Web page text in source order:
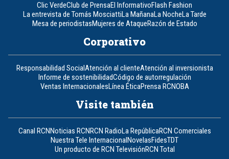
Clic VerdeClub de PrensaEl InformativoFlash Fashion
La entrevista de Tomás MosciattiLa MañanaLa NocheLa Tarde
Mesa de periodistasMujeres de AtaqueRazón de Estado
Corporativo
Responsabilidad SocialAtención al clienteAtención al inversionista
Informe de sostenibilidadCódigo de autorregulación
Ventas InternacionalesLínea ÉticaPrensa RCNOBA
Visite también
Canal RCNNoticias RCNRCN RadioLa RepúblicaRCN Comerciales
Nuestra Tele InternacionalNovelasFidesTDT
Un producto de RCN TelevisiónRCN Total